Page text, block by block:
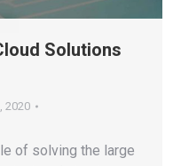
Solutions
2020
of solving the large